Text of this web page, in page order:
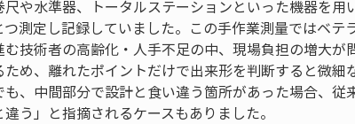
尺や水準器、トータルステーションといった機器を
つ測定し記録していました。この手作業測量ではベ
む技術者の高齢化・人手不足の中、現場負担の増大
ため、離れたポイントだけで出来形を判断すると微
も、中間部分で設計と食い違う箇所があった場合、
違う」と指摘されるケースもありました。